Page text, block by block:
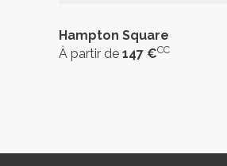
Hampton Square
À partir de 147 €CC